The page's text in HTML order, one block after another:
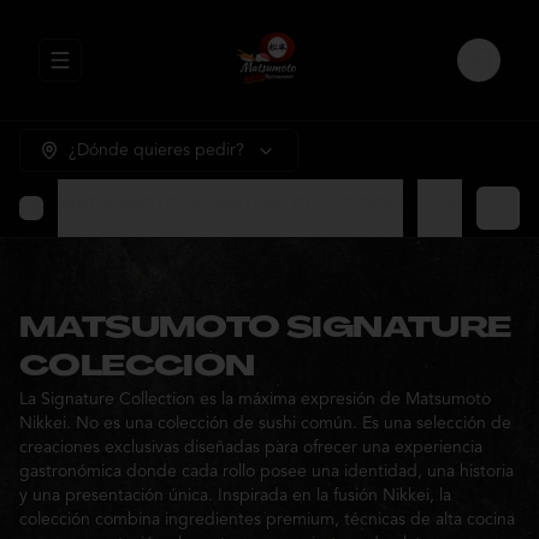
Abrir menu de navegación Login
¿Dónde quieres pedir?
MATSUMOTO SIGNATURE
COLECCION
La Signature Collection es la máxima expresión de Matsumoto
Nikkei. No es una colección de sushi común. Es una selección de
creaciones exclusivas diseñadas para ofrecer una experiencia
gastronómica donde cada rollo posee una identidad, una historia
y una presentación única. Inspirada en la fusión Nikkei, la
colección combina ingredientes premium, técnicas de alta cocina